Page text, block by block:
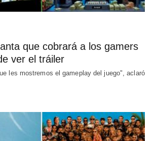
que cobrará a los gamers
ver el tráiler
les mostremos el gameplay del juego", aclaró